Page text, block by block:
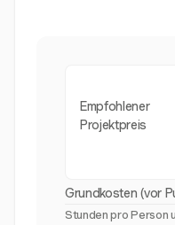
Empfohlener
Projektpreis
Grundkosten (vor
Stunden pro Person